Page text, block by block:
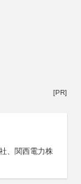
[PR]
、関西電力株